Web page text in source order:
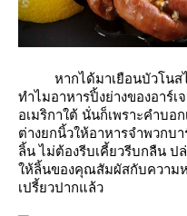
หากได้มาเยือนบัวโนสไ
ทำไมอาหารปิ้งย่างของอาร์
อเมริกาใต้ นั่นก็เพราะคำบอ
ต่างยกนิ้วให้อาหารจำพวกบ
ลิ้น ไม่ต้องรีบเคี้ยวรีบกลืน ป
ห้ลิ้นของคุณสัมผัสกับความ
เปรี้ยวปากแล้ว